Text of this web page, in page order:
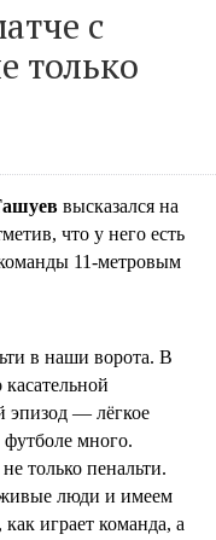
с
только
высказался на
что у него есть
11-метровым
в наши ворота. В
эпизод — лёгкое
много.
только пенальти.
люди и имеем
играет команда, а